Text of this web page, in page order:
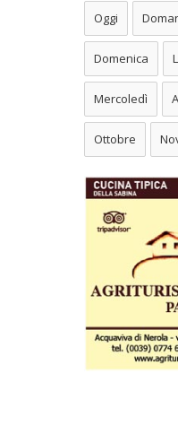
Oggi
Domenica
Mercoledì
Ottobre